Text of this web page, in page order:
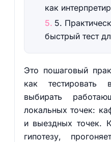
как
5.
быстрый тест
Это пошаговый
как тестировать
выбирать
локальных точек:
и выездных точек.
гипотезу,